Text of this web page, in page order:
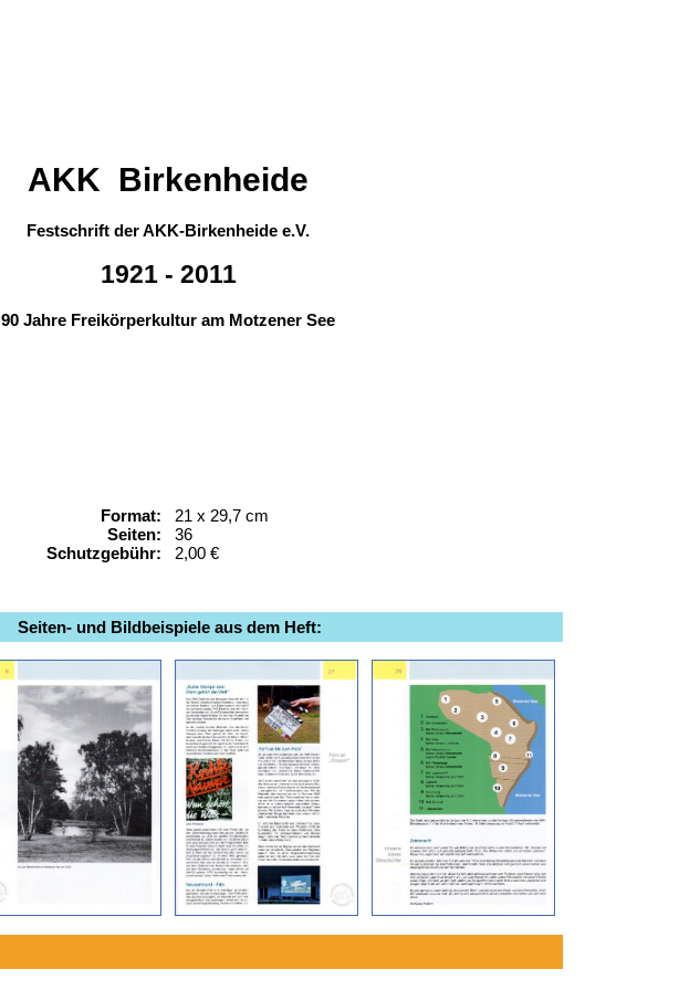
AKK Birkenheide
Festschrift der AKK-Birkenheide e.V.
1921 - 2011
90 Jahre Freikörperkultur am Motzener See
Format:
Seiten:
Schutzgebühr:
21 x 29,7 cm
36
2,00 €
Seiten- und Bildbeispiele aus dem Heft: